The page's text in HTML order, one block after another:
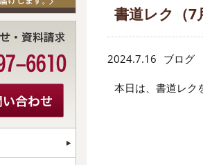
書道レク（7
2024.7.16 ブログ
本日は、書道レク